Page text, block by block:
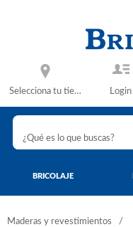
Selecciona tu tienda Login
BRICOLAJE
Maderas y revestimientos